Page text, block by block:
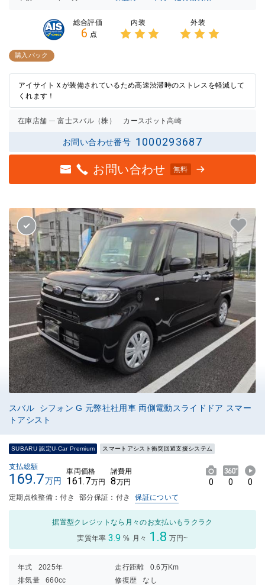
総合評価
6 点
内装 外装
購入パック
アイサイトＸが装備されているため高速渋滞時のストレスを軽減して
くれます！
在庫店舗 富士スバル（株） カースポット高崎
お問い合わせ番号 1000293687
お問い合わせ 無料
スバル シフォン G 元弊社社用車 両側電動スライドドア スマー
トアシスト
SUBARU 認定U-Car Premium スマートアシスト衝突回避支援システム
支払総額
169.7万円
車両価格
161.7万円
諸費用
8万円 0 0 0
定期点検整備：付き 部分保証：付き 保証について
据置型クレジットなら月々のお支払いもラクラク
実質年率 3.9 % 月々 1.8 万円~
年式 2025年 走行距離
0.6万Km
排気量
660cc 修復歴
なし